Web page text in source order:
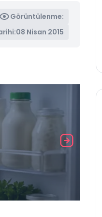
Görüntülenme:
08 Nisan 2015